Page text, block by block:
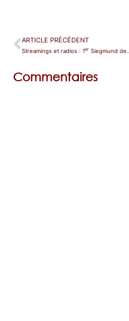
ARTICLE PRÉCÉDENT
Streamings et radios : 1er Siegmund de « Lucky Spyres » à Bayreuth
Commentaires